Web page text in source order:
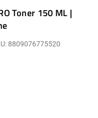
Toner 150 ML |
8809076775520